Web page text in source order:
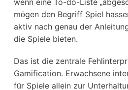
wenn eine To-do-Liste
mögen den Begriff Spiel
aktiv nach genau der
die Spiele bieten.
Das ist die zentrale
Gamification. Erwachsene
für Spiele allein zur